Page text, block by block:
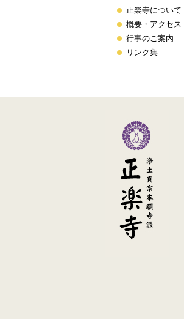
正楽寺について
概要・アクセス
行事のご案内
リンク集